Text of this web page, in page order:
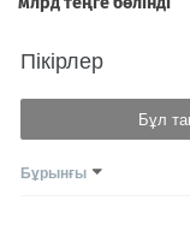
Пікірлер
Бұл
Бұрынғы